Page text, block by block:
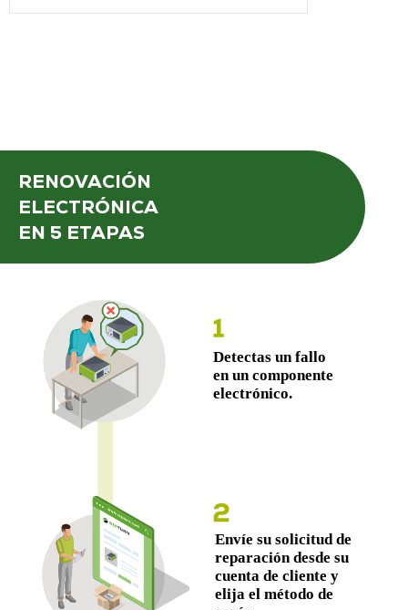
RENOVACIÓN
ELECTRÓNICA
EN 5 ETAPAS